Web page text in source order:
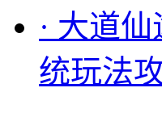
· 大道
统玩法